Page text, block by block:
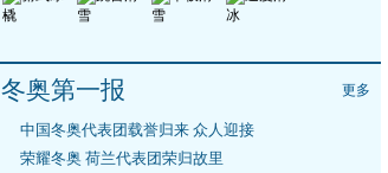
冬奥第一报 更多
中国冬奥代表团载誉归来 众人迎接
荣耀冬奥 荷兰代表团荣归故里